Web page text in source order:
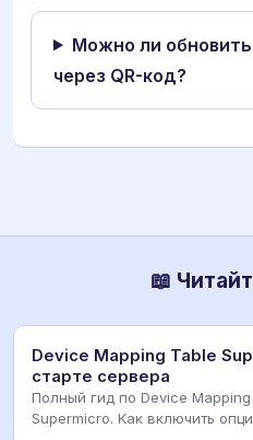
Можно ли
через QR-код?
📖
Device Mapping Table
старте сервера
Полный гид по Device
Supermicro. Как включить